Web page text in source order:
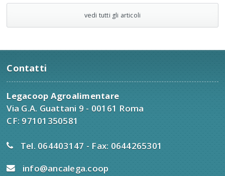
vedi tutti gli articoli
Contatti
Legacoop Agroalimentare
Via G.A. Guattani 9 - 00161 Roma
CF: 97101350581
Tel. 064403147 - Fax: 0644265301
info@ancalega.coop